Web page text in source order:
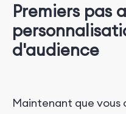
Premiers pas
d'audience
Maintenant que vous